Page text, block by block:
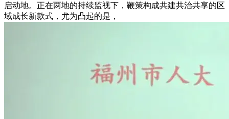
启动地。正在两地的持续监视下，鞭策构成共建共治共享的区
域成长新款式，尤为凸起的是，